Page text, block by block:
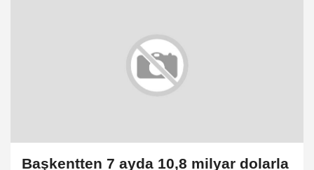
Başkentten 7 ayda 10,8 milyar dolarla